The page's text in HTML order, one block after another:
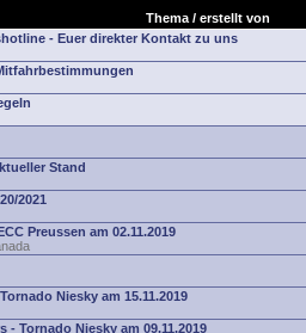
Thema / erstellt von
- Euer direkter Kontakt zu uns
Stand
2021
Preussen am 02.11.2019
Niesky am 15.11.2019
- Tornado Niesky am 09.11.2019